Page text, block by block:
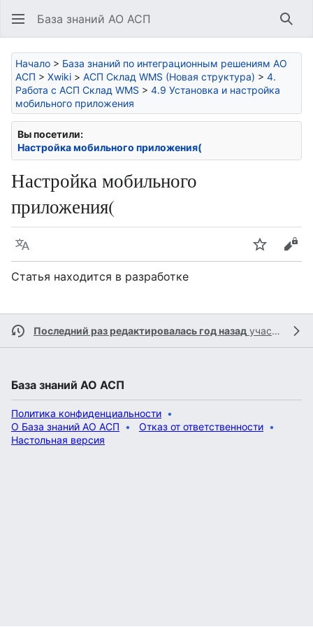
База знаний АО АСП
Начало > База знаний по интеграционным решениям АО
АСП > Xwiki > АСП Склад WMS (Новая структура) > 4.
Работа с АСП Склад WMS > 4.9 Установка и настройка
мобильного приложения
Вы посетили:
Настройка мобильного приложения(
Настройка мобильного
приложения(
Язык Следить
Статья находится в разработке
Последний раз редактировалась год назад участником
База знаний АО АСП
Политика конфиденциальности
О База знаний АО АСП
Отказ от ответственности
Настольная версия